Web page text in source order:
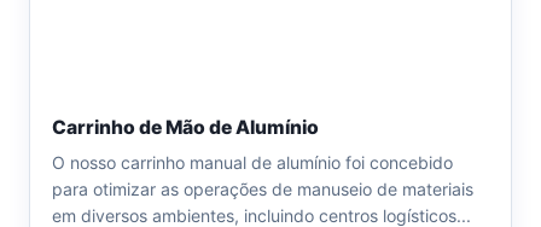
Carrinho de Mão de Alumínio
O nosso carrinho manual de alumínio foi concebido
para otimizar as operações de manuseio de materiais
em diversos ambientes, incluindo centros logísticos...